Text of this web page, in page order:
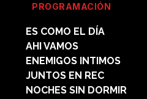
PROGRAMACIÓN
ES COMO EL DÍA
AHI VAMOS
ENEMIGOS INTIMOS
JUNTOS EN REC
NOCHES SIN DORMIR